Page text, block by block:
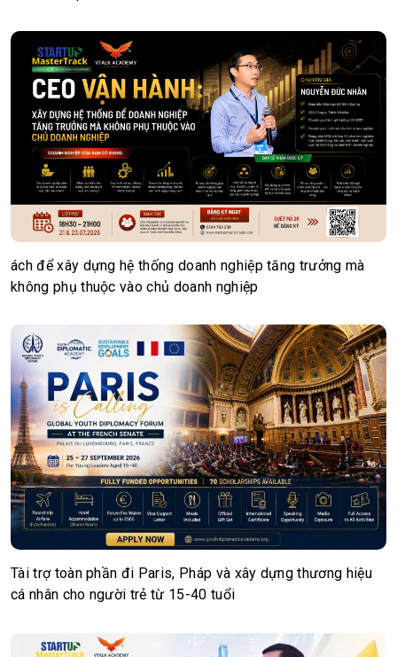
ách để xây dựng hệ thống doanh nghiệp tăng trưởng mà
không phụ thuộc vào chủ doanh nghiệp
Tài trợ toàn phần đi Paris, Pháp và xây dựng thương hiệu
cá nhân cho người trẻ từ 15-40 tuổi